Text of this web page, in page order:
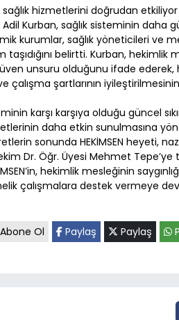
hizmetlerini doğrudan etkiliyor
Adil Kurban, sağlık sisteminin
kurumlar, sağlık yöneticileri ve
belirtti. Kurban, hekimlik
unsuru olduğunu ifade ederek,
çalışma şartlarının
karşı karşıya olduğu güncel
daha etkin sunulmasına
sonunda HEKİMSEN heyeti,
Dr. Öğr. Üyesi Mehmet
hekimlik mesleğinin
çalışmalara destek vermeye
Ol Paylaş Paylaş